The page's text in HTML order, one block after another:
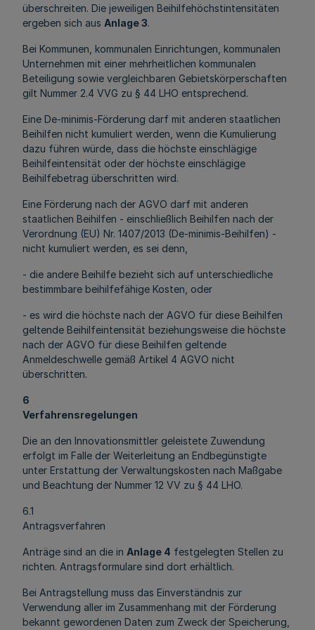
überschreiten. Die jeweiligen Beihilfehöchstintensitäten
ergeben sich aus Anlage 3.
Bei Kommunen, kommunalen Einrichtungen, kommunalen
Unternehmen mit einer mehrheitlichen kommunalen
Beteiligung sowie vergleichbaren Gebietskörperschaften
gilt Nummer 2.4 VVG zu § 44 LHO entsprechend.
Eine De-minimis-Förderung darf mit anderen staatlichen
Beihilfen nicht kumuliert werden, wenn die Kumulierung
dazu führen würde, dass die höchste einschlägige
Beihilfeintensität oder der höchste einschlägige
Beihilfebetrag überschritten wird.
Eine Förderung nach der AGVO darf mit anderen
staatlichen Beihilfen - einschließlich Beihilfen nach der
Verordnung (EU) Nr. 1407/2013 (De-minimis-Beihilfen) -
nicht kumuliert werden, es sei denn,
- die andere Beihilfe bezieht sich auf unterschiedliche
bestimmbare beihilfefähige Kosten, oder
- es wird die höchste nach der AGVO für diese Beihilfen
geltende Beihilfeintensität beziehungsweise die höchste
nach der AGVO für diese Beihilfen geltende
Anmeldeschwelle gemäß Artikel 4 AGVO nicht
überschritten.
6
Verfahrensregelungen
Die an den Innovationsmittler geleistete Zuwendung
erfolgt im Falle der Weiterleitung an Endbegünstigte
unter Erstattung der Verwaltungskosten nach Maßgabe
und Beachtung der Nummer 12 VV zu § 44 LHO.
6.1
Antragsverfahren
Anträge sind an die in Anlage 4 festgelegten Stellen zu
richten. Antragsformulare sind dort erhältlich.
Bei Antragstellung muss das Einverständnis zur
Verwendung aller im Zusammenhang mit der Förderung
bekannt gewordenen Daten zum Zweck der Speicherung,